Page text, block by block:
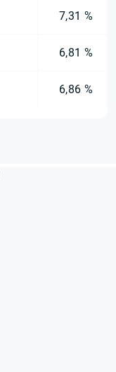
7,31 %
6,81 %
6,86 %